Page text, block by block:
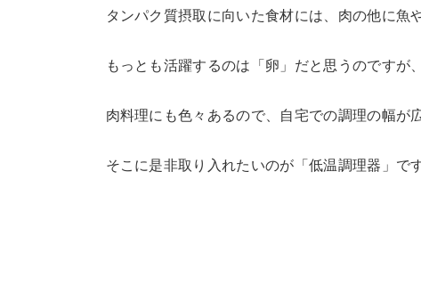
タンパク質摂取に向いた食材には、肉の他に魚
もっとも活躍するのは「卵」だと思うのですが
肉料理にも色々あるので、自宅での調理の幅が
そこに是非取り入れたいのが「低温調理器」です